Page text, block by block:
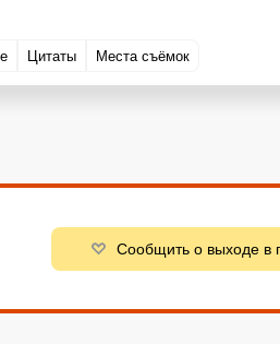
Цитаты Места съёмок
Сообщить о выходе в